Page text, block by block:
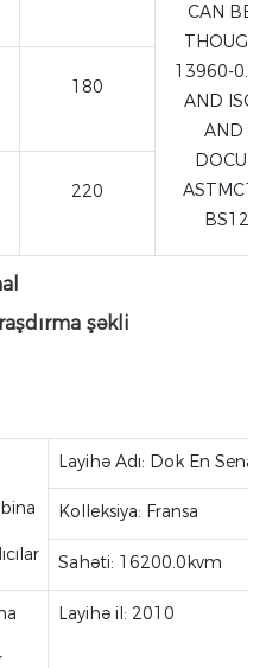
CAN BE
13960-
AND
AND
180
220
şəkli
Layihə Adı: Dok En Sena
Kolleksiya: Fransa
Sahəti: 16200.0kvm
Layihə il: 2010